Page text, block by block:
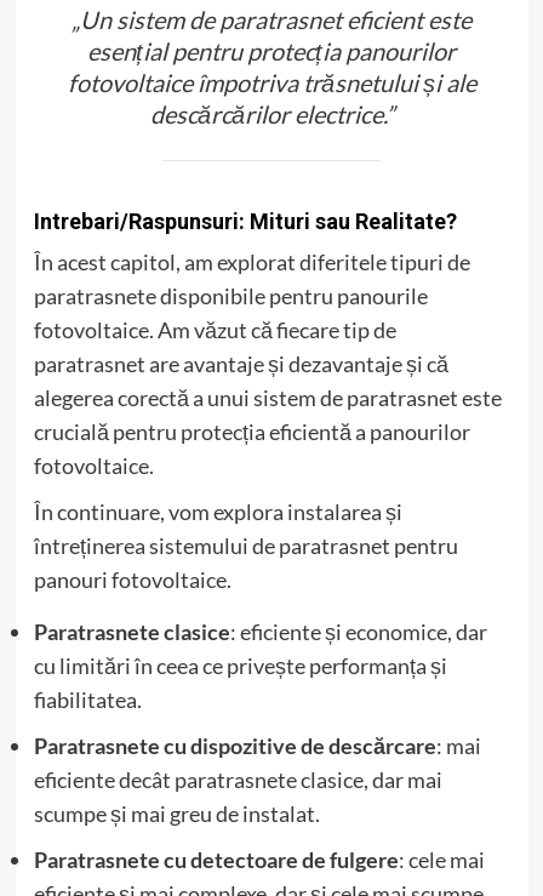
„Un sistem de paratrasnet eficient este
esențial pentru protecția panourilor
fotovoltaice împotriva trăsnetului și ale
descărcărilor electrice.”
Intrebari/Raspunsuri: Mituri sau Realitate?
În acest capitol, am explorat diferitele tipuri de
paratrasnete disponibile pentru panourile
fotovoltaice. Am văzut că fiecare tip de
paratrasnet are avantaje și dezavantaje și că
alegerea corectă a unui sistem de paratrasnet este
crucială pentru protecția eficientă a panourilor
fotovoltaice.
În continuare, vom explora instalarea și
întreținerea sistemului de paratrasnet pentru
panouri fotovoltaice.
Paratrasnete clasice: eficiente și economice, dar
cu limitări în ceea ce privește performanța și
fiabilitatea.
Paratrasnete cu dispozitive de descărcare: mai
eficiente decât paratrasnete clasice, dar mai
scumpe și mai greu de instalat.
Paratrasnete cu detectoare de fulgere: cele mai